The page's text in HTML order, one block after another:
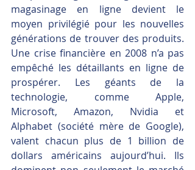
magasinage en ligne devient le
moyen privilégié pour les nouvelles
générations de trouver des produits.
Une crise financière en 2008 n’a pas
empêché les détaillants en ligne de
prospérer. Les géants de la
technologie, comme Apple,
Microsoft, Amazon, Nvidia et
Alphabet (société mère de Google),
valent chacun plus de 1 billion de
dollars américains aujourd’hui. Ils